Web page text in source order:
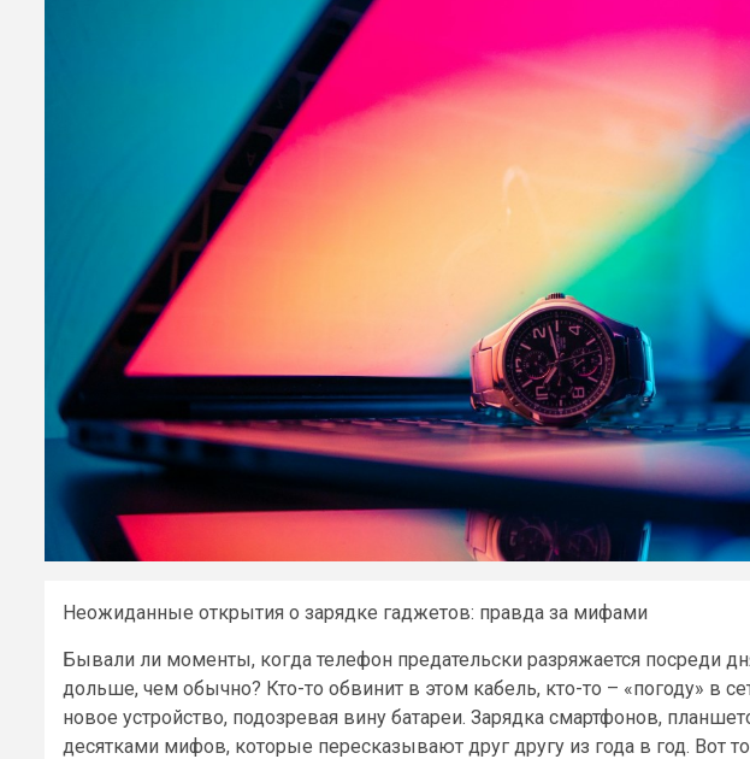
Неожиданные открытия о зарядке гаджетов: правда за мифами
Бывали ли моменты, когда телефон предательски разряжается посреди
дольше, чем обычно? Кто-то обвинит в этом кабель, кто-то – «погоду» в
новое устройство, подозревая вину батареи. Зарядка смартфонов,
десятками мифов, которые пересказывают друг другу из года в год. Вот